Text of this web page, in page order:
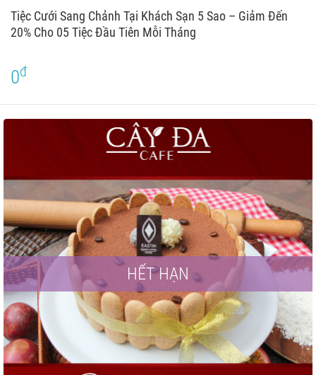
Tiệc Cưới Sang Chảnh Tại Khách Sạn 5 Sao – Giảm Đến
20% Cho 05 Tiệc Đầu Tiên Mỗi Tháng
0đ
HẾT HẠN